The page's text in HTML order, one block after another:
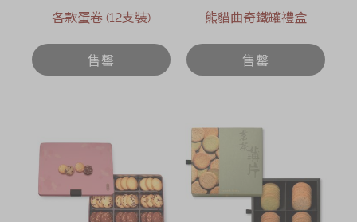
各款蛋卷 (12支裝)
售罄
熊貓曲奇鐵罐禮盒
售罄